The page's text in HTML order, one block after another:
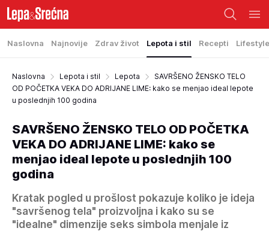
Naslovna Najnovije Zdrav život Lepota i stil Recepti Lifestyle
Naslovna Lepota i stil Lepota
SAVRŠENO ŽENSKO TELO
OD POČETKA VEKA DO ADRIJANE LIME: kako se menjao ideal lepote
u poslednjih 100 godina
SAVRŠENO ŽENSKO TELO OD POČETKA
VEKA DO ADRIJANE LIME: kako se
menjao ideal lepote u poslednjih 100
godina
Kratak pogled u prošlost pokazuje koliko je ideja
"savršenog tela" proizvoljna i kako su se
"idealne" dimenzije seks simbola menjale iz